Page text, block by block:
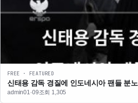
FREE · FEATURED
신태용 감독 경질에 인도네시아 팬들 분노
admin01·09조회 1,305